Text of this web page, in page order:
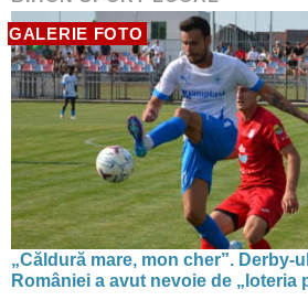
GALERIE FOTO
„Căldură mare, mon cher”. Derby-
României a avut nevoie de „loteria